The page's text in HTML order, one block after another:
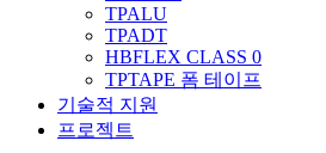
TPALU
TPADT
HBFLEX CLASS 0
TPTAPE 폼 테이프
기술적 지원
프로젝트